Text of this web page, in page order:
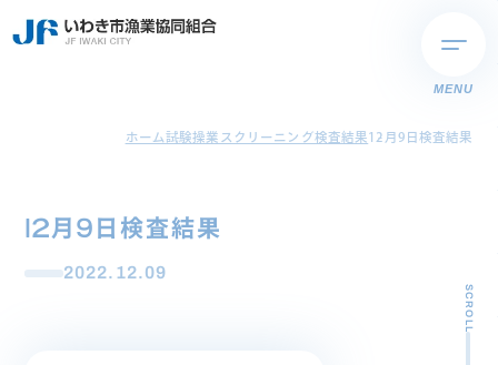
MENU
ホーム試験操業スクリーニング検査結果12月9日検査結果
12月9日検査結果
2022.12.09
SCROLL